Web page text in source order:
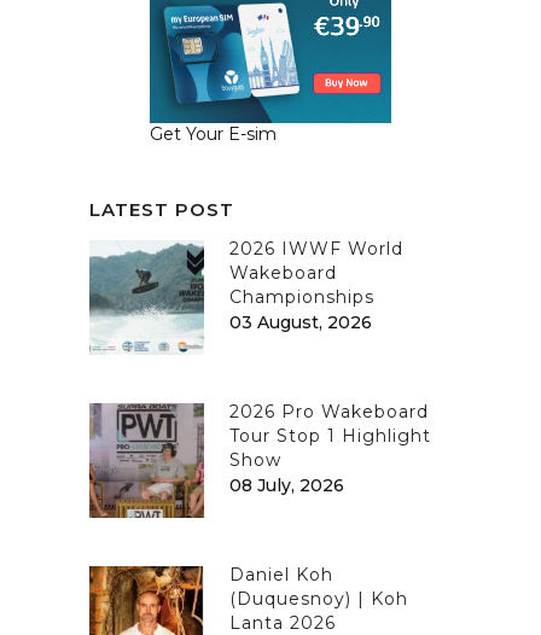
Get Your E-sim
LATEST POST
2026 IWWF World
Wakeboard
Championships
03 August, 2026
2026 Pro Wakeboard
Tour Stop 1 Highlight
Show
08 July, 2026
Daniel Koh
(Duquesnoy) | Koh
Lanta 2026